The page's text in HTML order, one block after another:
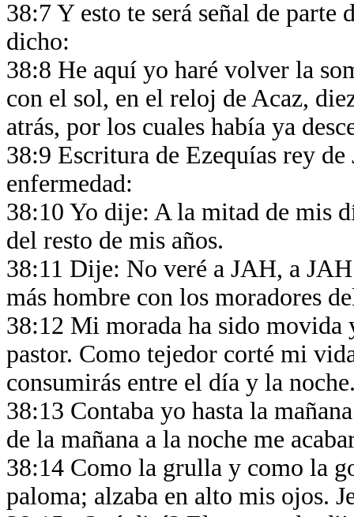
38:7 Y esto te será señal de parte
dicho:
38:8 He aquí yo haré volver la
con el sol, en el reloj de Acaz,
atrás, por los cuales había ya
38:9 Escritura de Ezequías rey
enfermedad:
38:10 Yo dije: A la mitad de mis
del resto de mis años.
38:11 Dije: No veré a JAH, a
más hombre con los moradores
38:12 Mi morada ha sido movida
pastor. Como tejedor corté mi
consumirás entre el día y la
38:13 Contaba yo hasta la
de la mañana a la noche me
38:14 Como la grulla y como la
paloma; alzaba en alto mis ojos.